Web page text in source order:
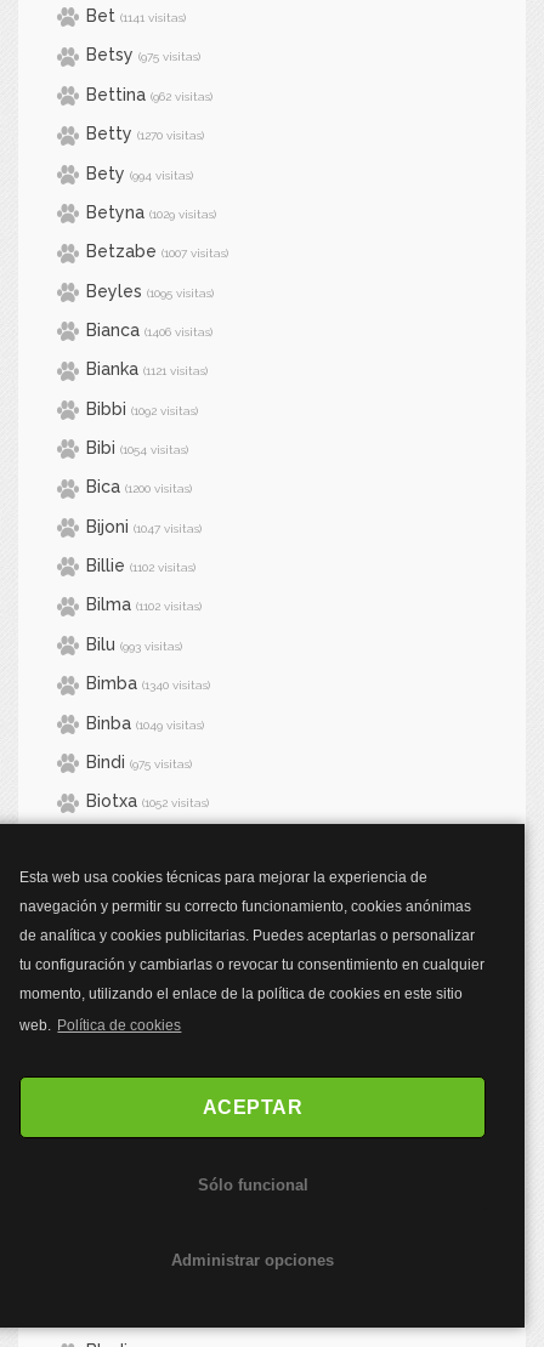
Esta web usa cookies técnicas para mejorar la experiencia de
navegación y permitir su correcto funcionamiento, cookies anónimas
de analítica y cookies publicitarias. Puedes aceptarlas o personalizar
tu configuración y cambiarlas o revocar tu consentimiento en cualquier
momento, utilizando el enlace de la política de cookies en este sitio
web. Política de cookies
ACEPTAR
Sólo funcional
Administrar opciones
Bet (1141 visitas)
Betsy (975 visitas)
Bettina (962 visitas)
Betty (1270 visitas)
Bety (994 visitas)
Betyna (1029 visitas)
Betzabe (1007 visitas)
Beyles (1095 visitas)
Bianca (1406 visitas)
Bianka (1121 visitas)
Bibbi (1092 visitas)
Bibi (1054 visitas)
Bica (1200 visitas)
Bijoni (1047 visitas)
Billie (1102 visitas)
Bilma (1102 visitas)
Bilu (993 visitas)
Bimba (1340 visitas)
Binba (1049 visitas)
Bindi (975 visitas)
Biotxa (1052 visitas)
Bismilla (1086 visitas)
Bixenta
Blacky (1452 visitas)
Blanca (1128 visitas)
Blanka
Blanki (1194 visitas)
(1203 visitas)